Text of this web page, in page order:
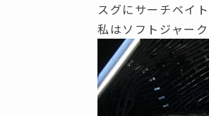
スグにサーチベイ
私はソフトジャー